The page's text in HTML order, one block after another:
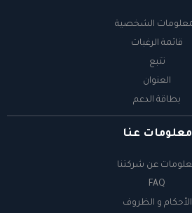
الشخصية
قائمة الرغبات
تتبع
العنوان
بطاقة الدعم
معلومات عنا
عن شركتنا
FAQ
الأحكام و الظروف